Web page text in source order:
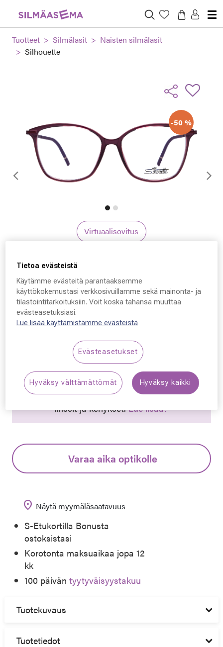
Tuotteet Silmälasit
Naisten silmälasit
Silhouette
-50 %
Edellinen
Virtuaalisovitus
Silhouette
Silhouette 1619, 3540
54 - 15 - 140
229,50 €
Hinta alennettuAlennettu hinta
Alin hinta 30 päivän aikana ennen alennusta: 459,00 €
Synttäriale! Kaikki silmälasit –50 % sisältäen
linssit ja kehykset.Lue lisää!
Varaa aika optikolle
location_on Näytä myymäläsaatavuus
S-Etukortilla Bonusta
ostoksistasi
Korotonta maksuaikaa jopa 12
kk
100 päiväntyytyväisyystakuu
Tuotekuvaus
Tuotetiedot
Tietoa evästeistä
Käytämme evästeitä parantaaksemme
käyttökokemustasi verkkosivuillamme sekä mainonta- ja
tilastointitarkoituksiin. Voit koska tahansa muuttaa
evästeasetuksiasi.
Lue lisää käyttämistämme evästeistä
Evästeasetukset
Hyväksy välttämättömät Hyväksy kaikki